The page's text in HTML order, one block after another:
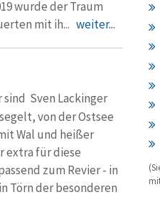
wurde der Traum
mit ih... weiter...
Sven Lackinger
von der Ostsee
Wal und heißer
extra für diese
zum Revier - in
Törn der besonderen